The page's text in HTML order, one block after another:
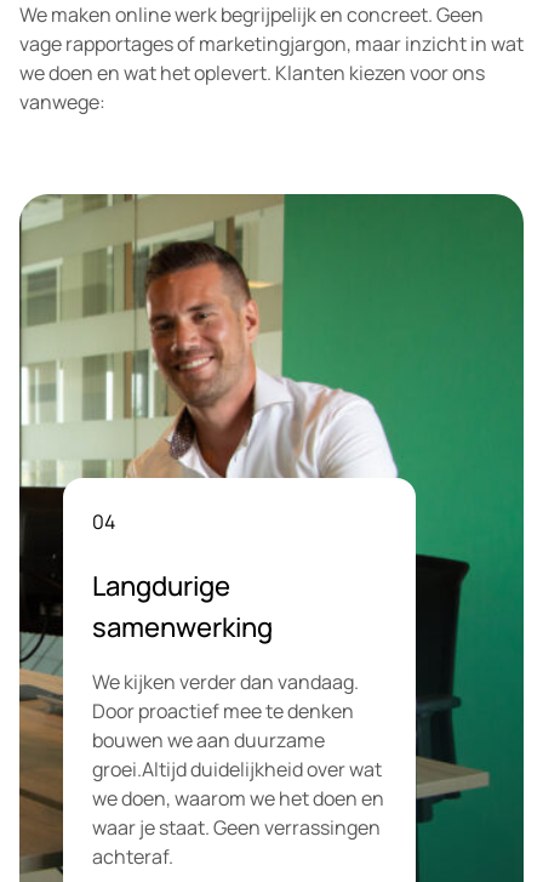
We maken online werk begrijpelijk en concreet. Geen
vage rapportages of marketingjargon, maar inzicht in wat
we doen en wat het oplevert. Klanten kiezen voor ons
vanwege:
Meetbare resultaten
Je ziet wat werkt en wat het
oplevert. We maken prestaties
inzichtelijk en sturen continu bij
op basis van data.